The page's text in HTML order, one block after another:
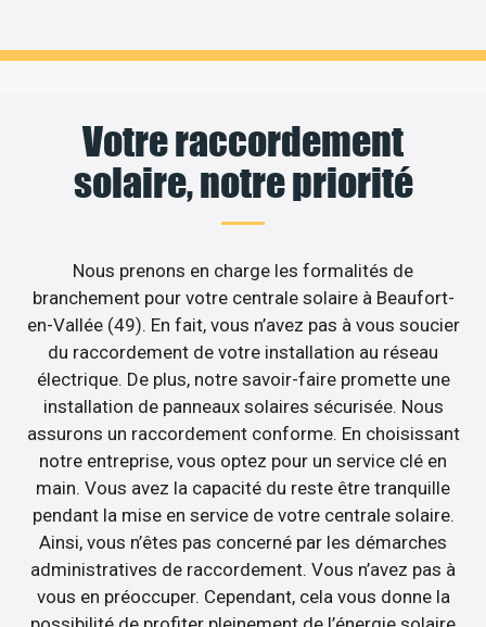
Votre raccordement
solaire, notre priorité
Nous prenons en charge les formalités de
branchement pour votre centrale solaire à Beaufort-
en-Vallée (49). En fait, vous n’avez pas à vous soucier
du raccordement de votre installation au réseau
électrique. De plus, notre savoir-faire promette une
installation de panneaux solaires sécurisée. Nous
assurons un raccordement conforme. En choisissant
notre entreprise, vous optez pour un service clé en
main. Vous avez la capacité du reste être tranquille
pendant la mise en service de votre centrale solaire.
Ainsi, vous n’êtes pas concerné par les démarches
administratives de raccordement. Vous n’avez pas à
vous en préoccuper. Cependant, cela vous donne la